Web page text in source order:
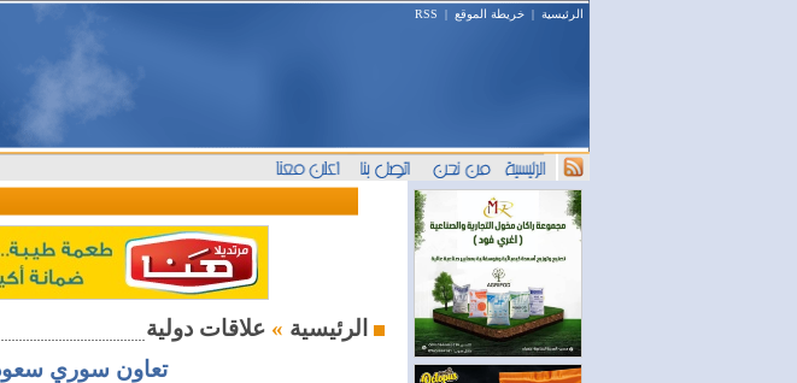
الرئيسية | خريطة الموقع |
RSS
الرئيسية »
تعاون سوري